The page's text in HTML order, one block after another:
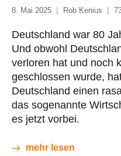
8. Mai 2025 Rob Kenius
Deutschland war 80
Und obwohl
verloren hat und noch
geschlossen wurde,
Deutschland einen
das sogenannte
es jetzt vorbei.
mehr lesen